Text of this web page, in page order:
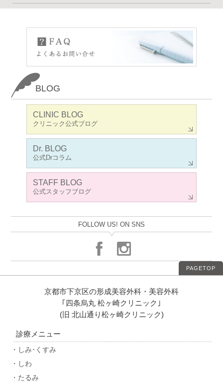
BLOG
CLINIC BLOG
クリニック公式ブログ
Dr. BLOG
公式Drコラム
STAFF BLOG
公式スタッフブログ
FOLLOW US! ON SNS
PAGETOP
京都市下京区の形成美容外科・美容外科
｢四条烏丸 松ヶ崎クリニック｣
(旧 北山通り松ヶ崎クリニック)
診療メニュー
・しみ･くすみ
・しわ
・たるみ